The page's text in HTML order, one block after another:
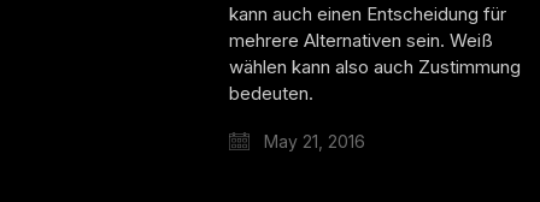
kann auch einen Entscheidung für
mehrere Alternativen sein. Weiß
wählen kann also auch Zustimmung
bedeuten.
May 21, 2016